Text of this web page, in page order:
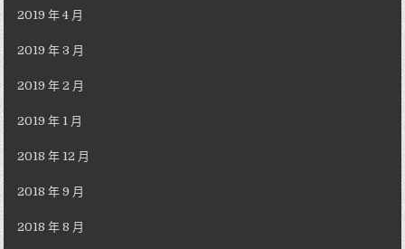
2019 年 4 月
2019 年 3 月
2019 年 2 月
2019 年 1 月
2018 年 12 月
2018 年 9 月
2018 年 8 月